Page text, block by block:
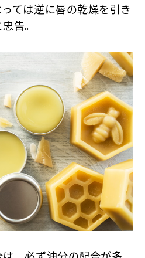
ては逆に唇の乾燥を引き
告。